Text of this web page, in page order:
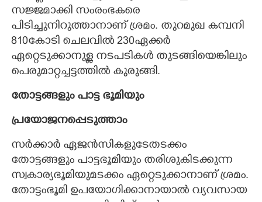
സജ്ജമാക്കി സംരംഭകരെ
പിടിച്ചുനിറുത്താനാണ് ശ്രമം. തുറമുഖ കമ്പനി
810കോടി ചെലവിൽ 230ഏക്കർ
ഏറ്റെടുക്കാനുള്ള നടപടികൾ തുടങ്ങിയെങ്കിലും
പെരുമാറ്റച്ചട്ടത്തിൽ കുരുങ്ങി.
തോട്ടങ്ങളും പാട്ട ഭൂമിയും
പ്രയോജനപ്പെടുത്താം
സർക്കാർ ഏജൻസികളുടേതടക്കം
തോട്ടങ്ങളും പാട്ടഭൂമിയും തരിശുകിടക്കുന്ന
സ്വകാര്യഭൂമിയുമടക്കം ഏറ്റെടുക്കാനാണ് ശ്രമം.
തോട്ടംഭൂമി ഉപയോഗിക്കാനായാൽ വ്യവസായ